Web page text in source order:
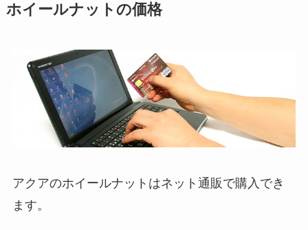
ホイールナットの価格
アクアのホイールナットはネット通販で購入でき
ます。